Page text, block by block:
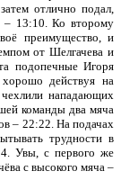
отлично подал,
– 13:10. Ко второму
преимущество, и
от Шелгачева и
подопечные Игоря
действуя на
нападающих
команды два мяча
– 22:22. На подачах
трудности в
Увы, с первого же
с высокого мяча –